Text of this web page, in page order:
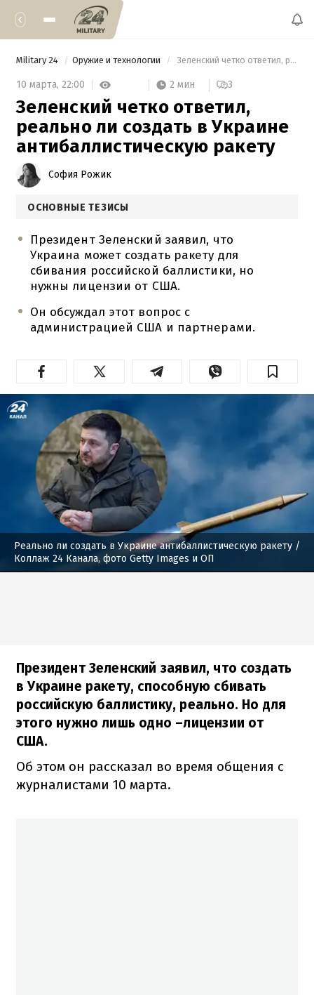
Military 24 Оружие и технологии Зеленский четко ответил, реально ли создать в Украине антибаллистическую ракету
10 марта, 22:00 2 мин 3
Зеленский четко ответил,
реально ли создать в Украине
антибаллистическую ракету
София Рожик
ОСНОВНЫЕ ТЕЗИСЫ
Президент Зеленский заявил, что
Украина может создать ракету для
сбивания российской баллистики, но
нужны лицензии от США.
Он обсуждал этот вопрос с
администрацией США и партнерами.
Реально ли создать в Украине антибаллистическую ракету /
Коллаж 24 Канала, фото Getty Images и ОП
Президент Зеленский заявил, что создать
в Украине ракету, способную сбивать
российскую баллистику, реально. Но для
этого нужно лишь одно –лицензии от
США.
Об этом он рассказал во время общения с
журналистами 10 марта.